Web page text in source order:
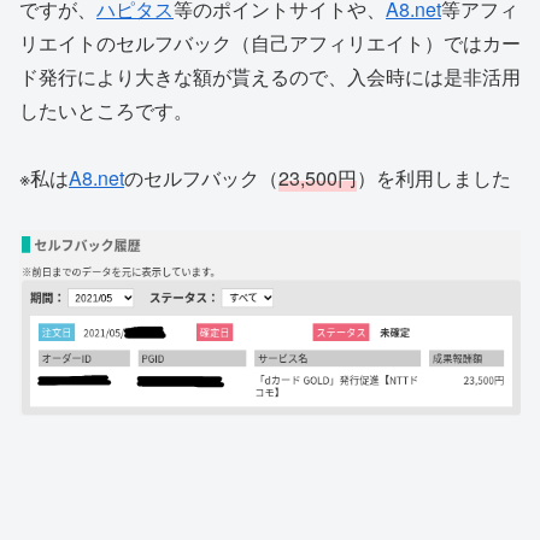
ですが、 ハピタス等のポイントサイトや、 A8.net等アフィ
リエイトのセルフバック（自己アフィリエイト）ではカー
ド発行により大きな額が貰えるので、入会時には是非活用
したいところです。
※私はA8.netのセルフバック（23,500円）を利用しました